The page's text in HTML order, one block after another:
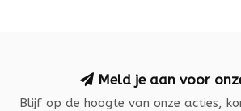
Meld je aan voor
Blijf op de hoogte van onze acties,